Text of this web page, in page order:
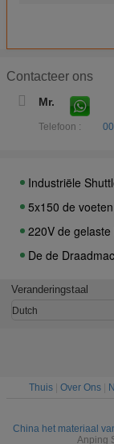
Contacteer ons
Mr.
Telefoon :
Het groene
Decoratieve
3KW
Automatische
Roestvrij staal
Industriële
5x150 de
220V de
De de
Wevende het
Draad die van
Veranderingstaal
Dutch
Thuis Over Ons
China het materiaal
Anping